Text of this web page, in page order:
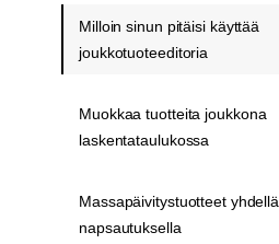
Milloin sinun pitäisi käyttää
joukkotuoteeditoria
Muokkaa tuotteita joukkona
laskentataulukossa
Massapäivitystuotteet yhdellä
napsautuksella